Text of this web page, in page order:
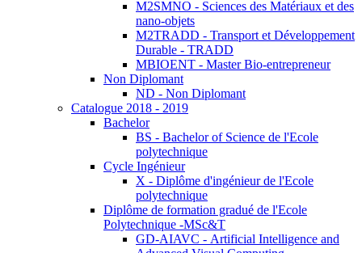
M2SMNO - Sciences des Matériaux et des
nano-objets
M2TRADD - Transport et Développement
Durable - TRADD
MBIOENT - Master Bio-entrepreneur
Non Diplomant
ND - Non Diplomant
Catalogue 2018 - 2019
Bachelor
BS - Bachelor of Science de l'Ecole
polytechnique
Cycle Ingénieur
X - Diplôme d'ingénieur de l'Ecole
polytechnique
Diplôme de formation gradué de l'Ecole
Polytechnique -MSc&T
GD-AIAVC - Artificial Intelligence and